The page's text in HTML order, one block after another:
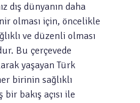
dış dünyanın daha
olması için, öncelikle
ve düzenli olması
Bu çerçevede
yaşayan Türk
birinin sağlıklı
bakış açısı ile